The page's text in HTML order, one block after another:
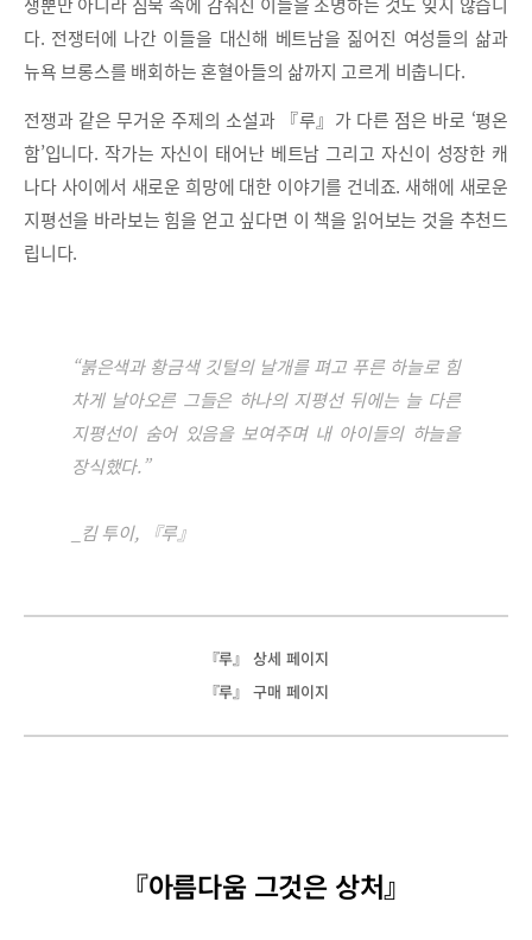
다. 전쟁터에 나간 이들을 대신해 베트남을 짊어진 여성들의 삶과
뉴욕 브롱스를 배회하는 혼혈아들의 삶까지 고르게 비춥니다.
전쟁과 같은 무거운 주제의 소설과 『루』가 다른 점은 바로 ‘평온
함’입니다. 작가는 자신이 태어난 베트남 그리고 자신이 성장한 캐
나다 사이에서 새로운 희망에 대한 이야기를 건네죠. 새해에 새로운
지평선을 바라보는 힘을 얻고 싶다면 이 책을 읽어보는 것을 추천드
립니다.
“붉은색과 황금색 깃털의 날개를 펴고 푸른 하늘로 힘
차게 날아오른 그들은 하나의 지평선 뒤에는 늘 다른
지평선이 숨어 있음을 보여주며 내 아이들의 하늘을
장식했다.”
_킴 투이, 『루』
『루』 상세 페이지
『루』 구매 페이지
『아름다움 그것은 상처』